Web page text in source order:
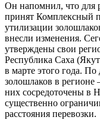
Он напомнил, что для
принят Комплексный
утилизации
внесли изменения.
утверждены свои
Республика Саха
в марте этого года.
золошлаков в
них сосредоточены в
существенно
расстояния перевозки.